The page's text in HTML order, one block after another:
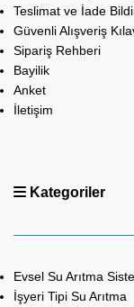
Teslimat ve İade
Güvenli Alışveriş
Sipariş Rehberi
Bayilik
Anket
İletişim
Kategoriler
Evsel Su Arıtma
İşyeri Tipi Su Arıtma